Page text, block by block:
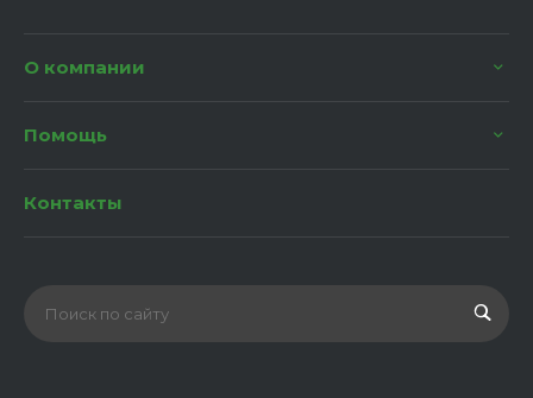
О компании
Помощь
Контакты